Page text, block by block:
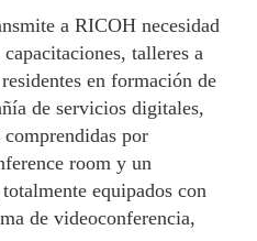
a RICOH necesidad
talleres a
en formación de
de servicios digitales,
por
room y un
equipados con
de videoconferencia,